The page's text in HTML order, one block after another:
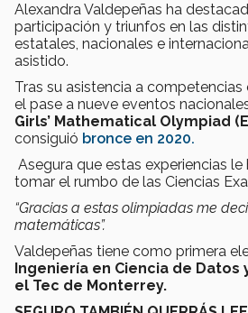
Alexandra Valdepeñas ha
participación y triunfos en las
estatales, nacionales e
asistido.
Tras su asistencia a
el pase a nueve eventos
Girls’ Mathematical Olympiad
consiguió bronce en 2020.
Asegura que estas experiencias
tomar el rumbo de las Ciencias
“Gracias a estas olimpiadas me
matemáticas”.
Valdepeñas tiene como primera
Ingeniería en Ciencia de Datos
el Tec de Monterrey.